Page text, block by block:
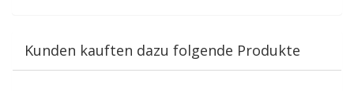
Kunden kauften dazu folgende Produkte